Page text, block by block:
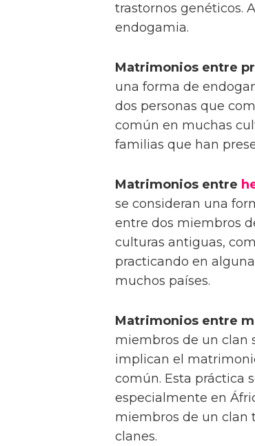
trastornos genéticos.
endogamia.
Matrimonios entre
una forma de
dos personas que
común en muchas
familias que han
Matrimonios entre
se consideran una
entre dos miembros
culturas antiguas,
practicando en
muchos países.
Matrimonios entre
miembros de un clan
implican el
común. Esta práctica
especialmente en
miembros de un clan
clanes.